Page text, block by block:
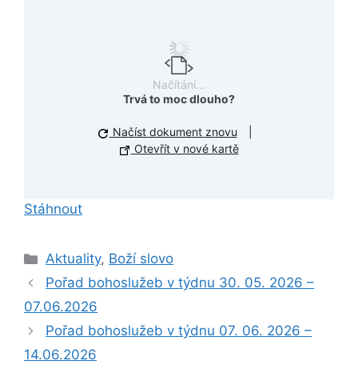
Načítání…
Trvá to moc dlouho?
Načíst dokument znovu
Otevřít v nové kartě
Stáhnout
Rubriky
Aktuality, Boží slovo
Pořad bohoslužeb v týdnu 30. 05. 2026 –
07.06.2026
Pořad bohoslužeb v týdnu 07. 06. 2026 –
14.06.2026